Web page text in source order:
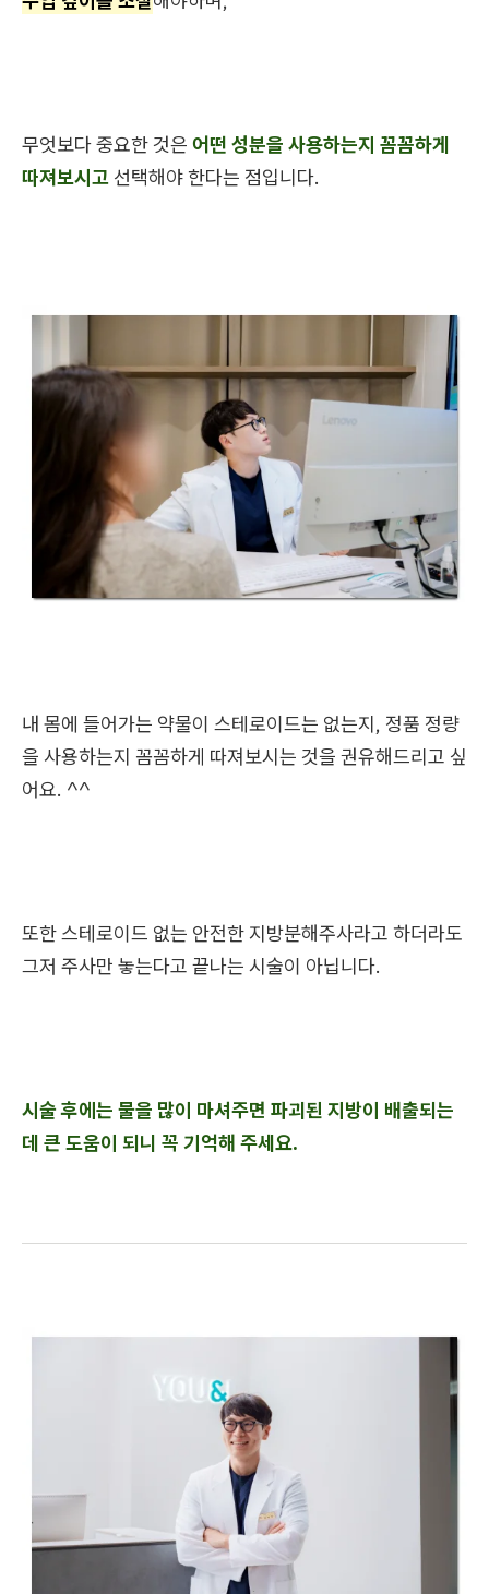
무엇보다 중요한 것은 어떤 성분을 사용하는지 꼼꼼하게
따져보시고 선택해야 한다는 점입니다.
내 몸에 들어가는 약물이 스테로이드는 없는지, 정품 정량
을 사용하는지 꼼꼼하게 따져보시는 것을 권유해드리고 싶
어요. ^^
또한 스테로이드 없는 안전한 지방분해주사라고 하더라도
그저 주사만 놓는다고 끝나는 시술이 아닙니다.
시술 후에는 물을 많이 마셔주면 파괴된 지방이 배출되는
데 큰 도움이 되니 꼭 기억해 주세요.